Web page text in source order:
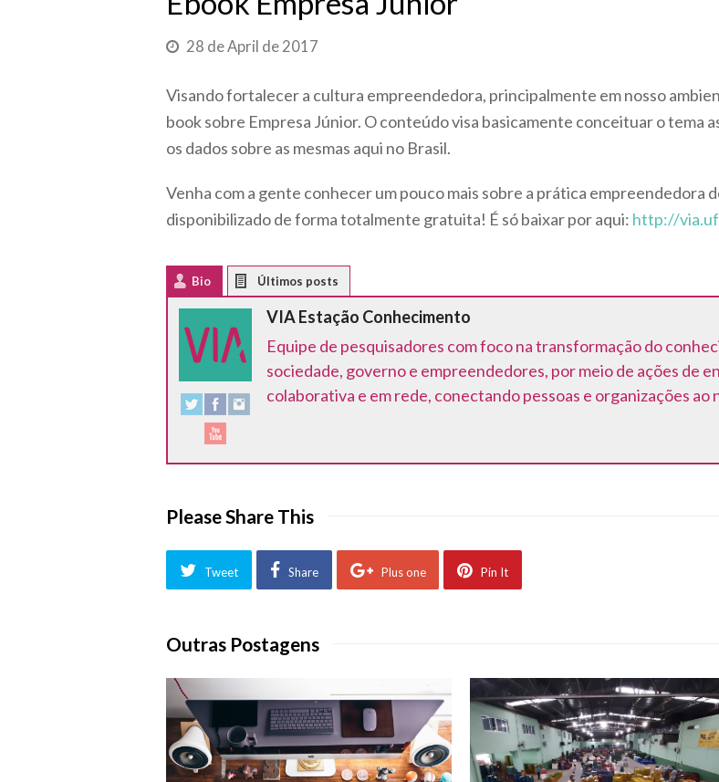
28 de April de 2017
Visando fortalecer a cultura empreendedora, principalmente em nosso
book sobre Empresa Júnior. O conteúdo visa basicamente conceituar o tema
os dados sobre as mesmas aqui no Brasil.
Venha com a gente conhecer um pouco mais sobre a prática empreendedora
disponibilizado de forma totalmente gratuita! É só baixar por aqui: http://
Bio
VIA Estação Conhecimento
Equipe de pesquisadores com foco na transformação do
sociedade, governo e empreendedores, por meio de ações de
colaborativa e em rede, conectando pessoas e organizações ao
Please Share This
Tweet Share Plus one Pin It
Outras Postagens